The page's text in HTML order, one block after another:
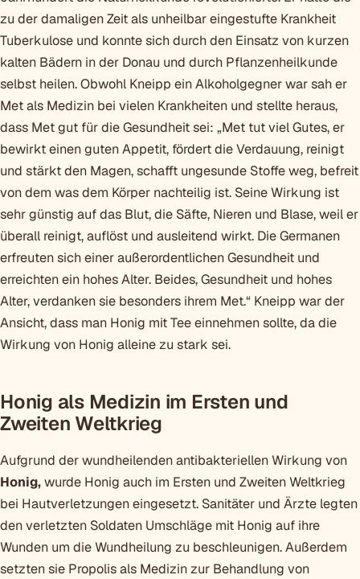
zu der damaligen Zeit als unheilbar eingestufte Krankheit
Tuberkulose und konnte sich durch den Einsatz von kurzen
kalten Bädern in der Donau und durch Pflanzenheilkunde
selbst heilen. Obwohl Kneipp ein Alkoholgegner war sah er
Met als Medizin bei vielen Krankheiten und stellte heraus,
dass Met gut für die Gesundheit sei: „Met tut viel Gutes, er
bewirkt einen guten Appetit, fördert die Verdauung, reinigt
und stärkt den Magen, schafft ungesunde Stoffe weg, befreit
von dem was dem Körper nachteilig ist. Seine Wirkung ist
sehr günstig auf das Blut, die Säfte, Nieren und Blase, weil er
überall reinigt, auflöst und ausleitend wirkt. Die Germanen
erfreuten sich einer außerordentlichen Gesundheit und
erreichten ein hohes Alter. Beides, Gesundheit und hohes
Alter, verdanken sie besonders ihrem Met.“ Kneipp war der
Ansicht, dass man Honig mit Tee einnehmen sollte, da die
Wirkung von Honig alleine zu stark sei.
Honig als Medizin im Ersten und
Zweiten Weltkrieg
Aufgrund der wundheilenden antibakteriellen Wirkung von
Honig,wurde Honig auch im Ersten und Zweiten Weltkrieg
bei Hautverletzungen eingesetzt. Sanitäter und Ärzte legten
den verletzten Soldaten Umschläge mit Honig auf ihre
Wunden um die Wundheilung zu beschleunigen. Außerdem
setzten sie Propolis als Medizin zur Behandlung von